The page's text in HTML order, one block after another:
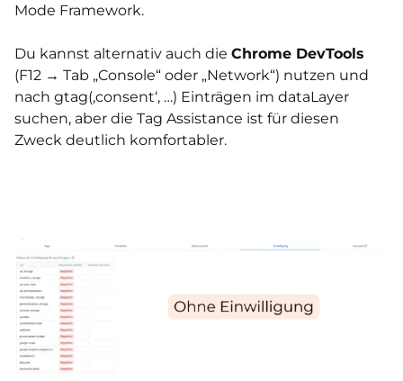
Mode Framework.
Du kannst alternativ auch die Chrome DevTools
(F12 → Tab „Console“ oder „Network“) nutzen und
nach gtag(‚consent‘, …) Einträgen im dataLayer
suchen, aber die Tag Assistance ist für diesen
Zweck deutlich komfortabler.